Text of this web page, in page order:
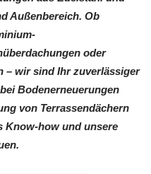
Außenbereich. Ob
oder
– wir sind Ihr zuverlässiger
Bodenerneuerungen
von Terrassendächern
Know-how und unsere